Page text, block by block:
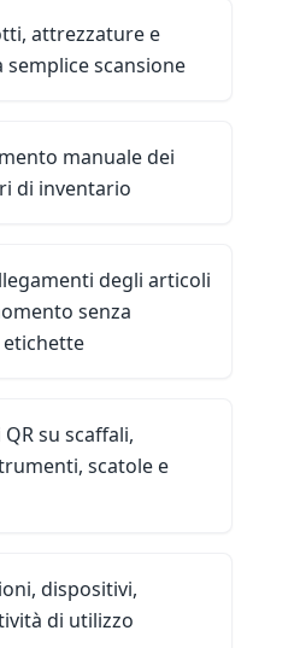
attrezzature e
semplice scansione
manuale dei
di inventario
degli articoli
senza
su scaffali,
scatole e
dispositivi,
di utilizzo